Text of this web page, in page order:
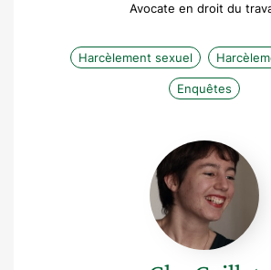
Avocate en droit du
Harcèlement sexuel
Enquêtes
Cha
Caillat